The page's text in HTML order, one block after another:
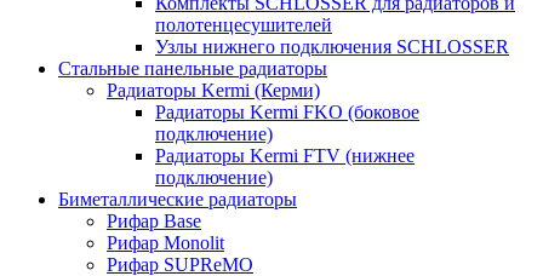
полотенцесушителей
Узлы нижнего подключения SCHLOSSER
Стальные панельные радиаторы
Радиаторы Kermi (Керми)
Радиаторы Kermi FKO (боковое
подключение)
Радиаторы Kermi FTV (нижнее
подключение)
Биметаллические радиаторы
Рифар Base
Рифар Monolit
Рифар SUPReMO